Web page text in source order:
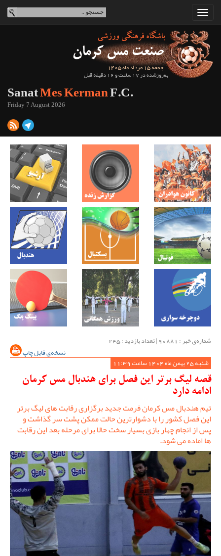
جمعه 15 مرداد ماه 1405
به‌روزشده در 17 ساعت و 16 دقیقه قبل
SanatMes KermanF.C.
Friday 7 August 2026
شماره‌ی خبر : ‌90881 | تعداد بازدید : 245
نسخه‌ی قابل چاپ
شنبه 25 بهمن ماه 1404 ساعت 11:39
قصه لیگ برتر این فصل برای هندبال مس کرمان
ادامه دارد
تیم هندبال مس کرمان فرمت جدید برگزاری رقابت های لیگ برتر
این فصل کشور را با دشوارترین حالت ممکن پشت سر گذاشت و
پس از انجام چهار بازی بسیار سخت حالا برای مرحله بعد این رقابت
ها اماده می شود.